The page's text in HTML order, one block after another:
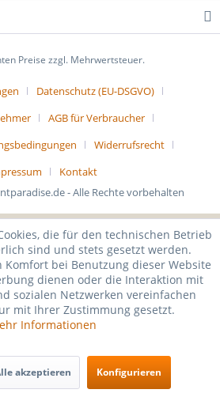
Preise zzgl. Mehrwertsteuer.
Datenschutz (EU-DSGVO)
AGB für Verbraucher
Widerrufsrecht
Kontakt
- Alle Rechte vorbehalten
die für den technischen Betrieb
sind und stets gesetzt werden.
Komfort bei Benutzung dieser Website
dienen oder die Interaktion mit
sozialen Netzwerken vereinfachen
mit Ihrer Zustimmung gesetzt.
Informationen
akzeptieren Konfigurieren